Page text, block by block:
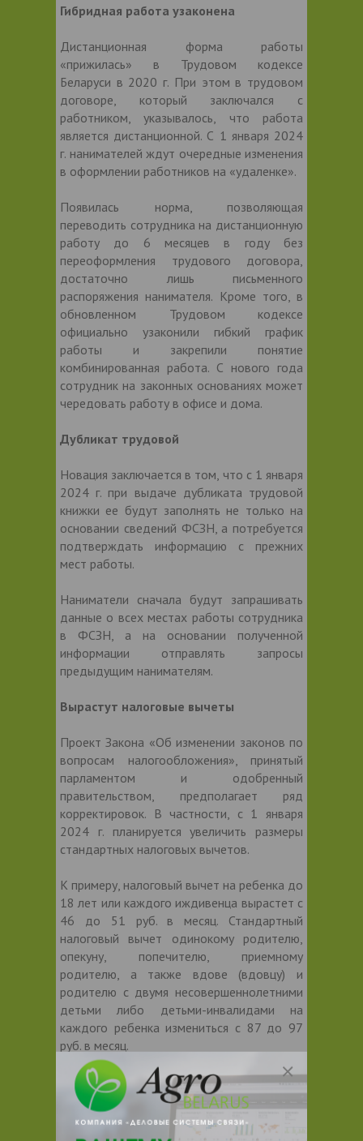
Гибридная работа узаконена
Дистанционная форма работы
«прижилась» в Трудовом кодексе
Беларуси в 2020 г. При этом в трудовом
договоре, который заключался с
работником, указывалось, что работа
является дистанционной. С 1 января 2024
г. нанимателей ждут очередные изменения
в оформлении работников на «удаленке».
Появилась норма, позволяющая
переводить сотрудника на дистанционную
работу до 6 месяцев в году без
переоформления трудового договора,
достаточно лишь письменного
распоряжения нанимателя. Кроме того, в
обновленном Трудовом кодексе
официально узаконили гибкий график
работы и закрепили понятие
комбинированная работа. С нового года
сотрудник на законных основаниях может
чередовать работу в офисе и дома.
Дубликат трудовой
Новация заключается в том, что с 1 января
2024 г. при выдаче дубликата трудовой
книжки ее будут заполнять не только на
основании сведений ФСЗН, а потребуется
подтверждать информацию с прежних
мест работы.
Наниматели сначала будут запрашивать
данные о всех местах работы сотрудника
в ФСЗН, а на основании полученной
информации отправлять запросы
предыдущим нанимателям.
Вырастут налоговые вычеты
Проект Закона «Об изменении законов по
вопросам налогообложения», принятый
парламентом и одобренный
правительством, предполагает ряд
корректировок. В частности, с 1 января
2024 г. планируется увеличить размеры
стандартных налоговых вычетов.
К примеру, налоговый вычет на ребенка до
18 лет или каждого иждивенца вырастет с
46 до 51 руб. в месяц. Стандартный
налоговый вычет одинокому родителю,
опекуну, попечителю, приемному
родителю, а также вдове (вдовцу) и
родителю с двумя несовершеннолетними
детьми либо детьми-инвалидами на
каждого ребенка измениться с 87 до 97
руб. в месяц.
Для пострадавших от катастрофы на
ЧАЭС, ликвидаторов, Героев
Социалистического Труда, СССР и
Беларуси, участников Великой